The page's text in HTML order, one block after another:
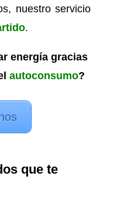
nuestro servicio
.
energía gracias
autoconsumo?
que te